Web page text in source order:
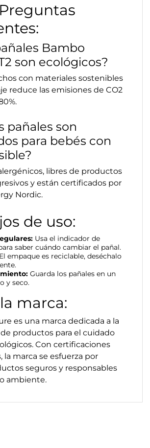
Bambo
son ecológicos?
con materiales sostenibles
reduce las emisiones de CO2
pañales son
para bebés con
libres de productos
y están certificados por
Nordic.
de uso:
Usa el indicador de
saber cuándo cambiar el pañal.
El empaque es reciclable, deséchalo
Guarda los pañales en un
y seco.
marca:
es una marca dedicada a la
productos para el cuidado
Con certificaciones
la marca se esfuerza por
seguros y responsables
ambiente.